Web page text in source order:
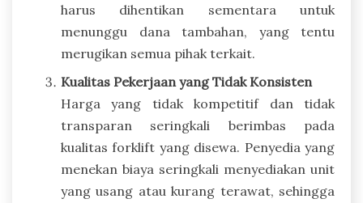
harus dihentikan sementara untuk
menunggu dana tambahan, yang tentu
merugikan semua pihak terkait.
Kualitas Pekerjaan yang Tidak Konsisten
Harga yang tidak kompetitif dan tidak
transparan seringkali berimbas pada
kualitas forklift yang disewa. Penyedia yang
menekan biaya seringkali menyediakan unit
yang usang atau kurang terawat, sehingga